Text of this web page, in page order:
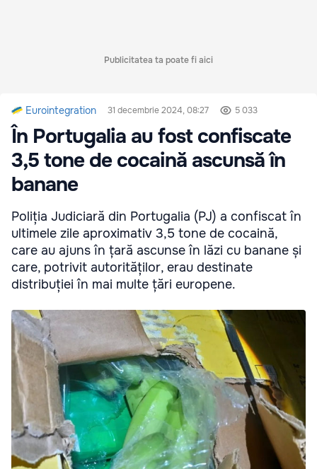
Publicitatea ta poate fi aici
Eurointegration 31 decembrie 2024, 08:27 5 033
În Portugalia au fost confiscate
3,5 tone de cocaină ascunsă în
banane
Poliția Judiciară din Portugalia (PJ) a confiscat în
ultimele zile aproximativ 3,5 tone de cocaină,
care au ajuns în țară ascunse în lăzi cu banane și
care, potrivit autorităților, erau destinate
distribuției în mai multe țări europene.